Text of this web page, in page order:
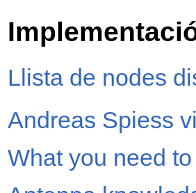
Llista de nodes
Andreas Spiess
What you need